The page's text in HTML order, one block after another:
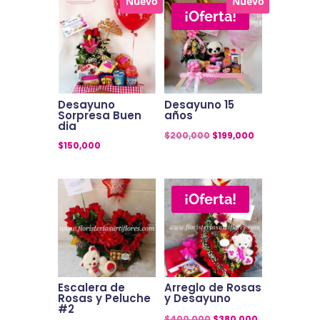
Desayuno
Sorpresa Buen
dia
$150,000
¡Oferta!
Desayuno 15
años
$200,000 El
era:
$200,000.
$199,000El
$199,000.
Escalera de
Rosas y Peluche
#2
¡Oferta!
Arreglo de Rosas
y Desayuno
El
El